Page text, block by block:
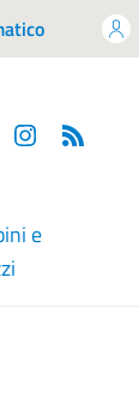
YouTube
e